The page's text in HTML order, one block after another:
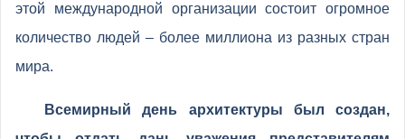
этой международной организации состоит огромное
количество людей – более миллиона из разных стран
мира.
Всемирный день архитектуры был создан,